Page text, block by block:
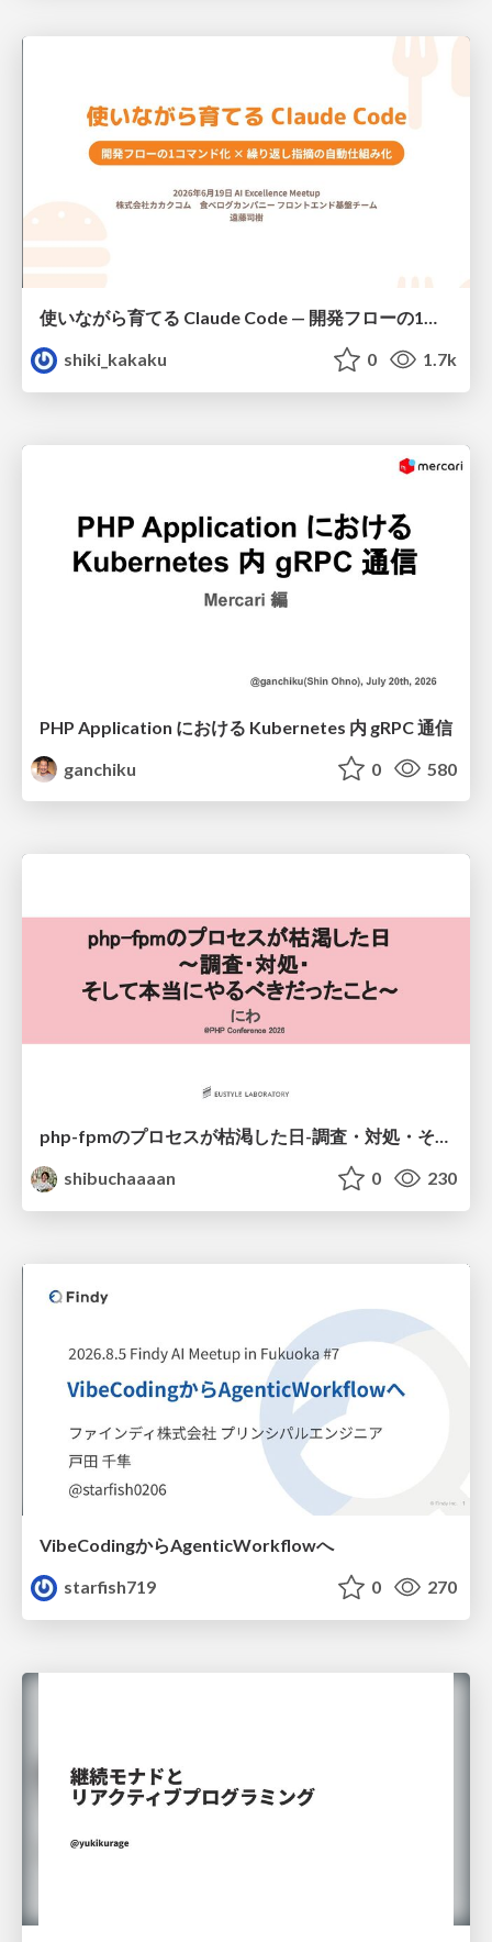
使いながら育てる Claude Code — 開発フローの1コマンド化 × 繰り返し指摘の自動仕組み化
shiki_kakaku
0 1.7k
PHP Application における Kubernetes 内 gRPC 通信
ganchiku
0 580
php-fpmのプロセスが枯渇した日-調査・対処・そして本当にやるべきだったこと-
shibuchaaaan
0 230
VibeCodingからAgenticWorkflowへ
starfish719
0 270